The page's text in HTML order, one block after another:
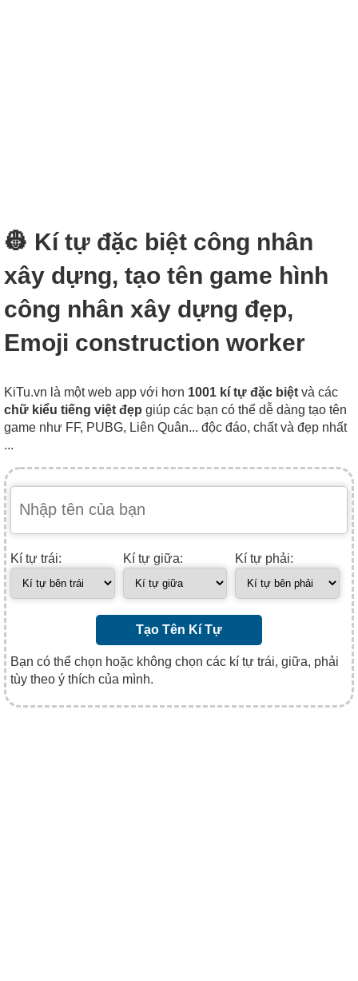
👷 Kí tự đặc biệt công nhân
xây dựng, tạo tên game hình
công nhân xây dựng đẹp,
Emoji construction worker
KiTu.vn là một web app với hơn 1001 kí tự đặc biệt và các
chữ kiểu tiếng việt đẹp giúp các bạn có thể dễ dàng tạo tên
game như FF, PUBG, Liên Quân... độc đáo, chất và đẹp nhất
...
Kí tự trái: Kí tự giữa: Kí tự phải:
Tạo Tên Kí Tự
Bạn có thể chọn hoặc không chọn các kí tự trái, giữa, phải
tùy theo ý thích của mình.